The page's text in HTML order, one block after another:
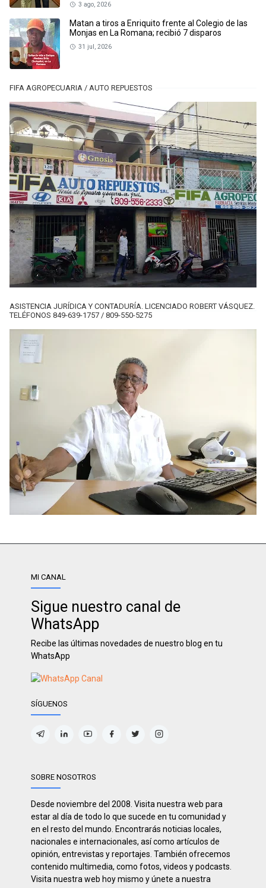
3 ago, 2026
Matan a tiros a Enriquito frente al Colegio de las
Monjas en La Romana; recibió 7 disparos
31 jul, 2026
FIFA AGROPECUARIA / AUTO REPUESTOS
ASISTENCIA JURÍDICA Y CONTADURÍA. LICENCIADO ROBERT VÁSQUEZ.
TELÉFONOS 849-639-1757 / 809-550-5275
MI CANAL
Sigue nuestro canal de
WhatsApp
Recibe las últimas novedades de nuestro blog en tu
WhatsApp
SÍGUENOS
SOBRE NOSOTROS
Desde noviembre del 2008. Visita nuestra web para
estar al día de todo lo que sucede en tu comunidad y
en el resto del mundo. Encontrarás noticias locales,
nacionales e internacionales, así como artículos de
opinión, entrevistas y reportajes. También ofrecemos
contenido multimedia, como fotos, videos y podcasts.
Visita nuestra web hoy mismo y únete a nuestra